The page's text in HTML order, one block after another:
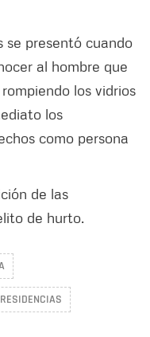
se presentó cuando
al hombre que
los vidrios
los
como persona
de las
de hurto.